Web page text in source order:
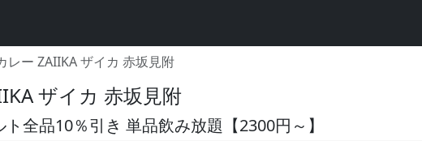
レー ZAIIKA ザイカ 赤坂見附
ザイカ 赤坂見附
ト全品10％引き 単品飲み放題【2300円～】